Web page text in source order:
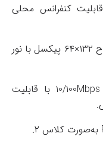
کنفرانس محلی
صفحه نمایش ۲.۳ اینچی با وضوح ۱۳۲×۶۴ پیکسل با نور
دو پورت اترنت 10/100Mbps (LAN + PC) با قابلیت